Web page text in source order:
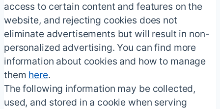
access to certain content and features on the
website, and rejecting cookies does not
eliminate advertisements but will result in non-
personalized advertising. You can find more
information about cookies and how to manage
them here.
The following information may be collected,
used, and stored in a cookie when serving